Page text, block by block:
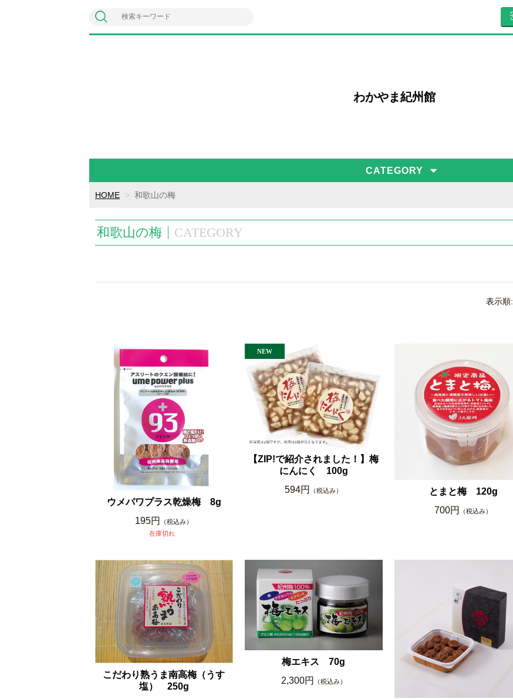
わかやま紀州館
CATEGORY
HOME 和歌山の梅
CATEGORY
和歌山の梅
表示順:
ウメパワプラス乾燥梅 8g
195円
（税込み）
在庫切れ
【ZIP!で紹介されました！】梅
にんにく 100g
594円
（税込み）
とまと梅 120g
700円
（税込み）
こだわり熟うま南高梅（うす
塩） 250g
梅エキス 70g
2,300円
（税込み）